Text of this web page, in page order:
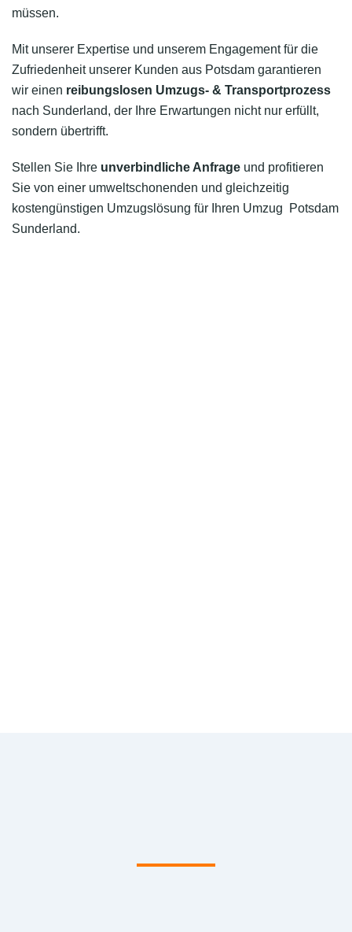
müssen.
Mit unserer Expertise und unserem Engagement für die
Zufriedenheit unserer Kunden aus Potsdam garantieren
wir einen reibungslosen Umzugs- & Transportprozess
nach Sunderland, der Ihre Erwartungen nicht nur erfüllt,
sondern übertrifft.
Stellen Sie Ihre unverbindliche Anfrage und profitieren
Sie von einer umweltschonenden und gleichzeitig
kostengünstigen Umzugslösung für Ihren Umzug Potsdam
Sunderland.